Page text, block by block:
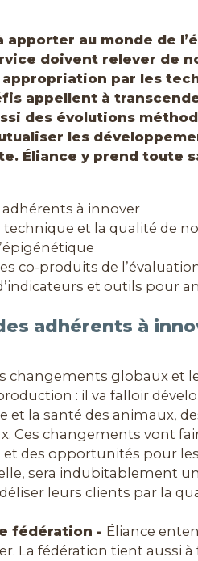
apporter au monde de
doivent relever de
par les
appellent à
des évolutions
les
Éliance y prend toute
adhérents à innover
et la qualité de
co-produits de
et outils pour
adhérents à
changements globaux et
: il va falloir
et la santé des animaux,
Ces changements vont
des opportunités pour
sera indubitablement
leurs clients par la
fédération - Éliance
La fédération tient aussi